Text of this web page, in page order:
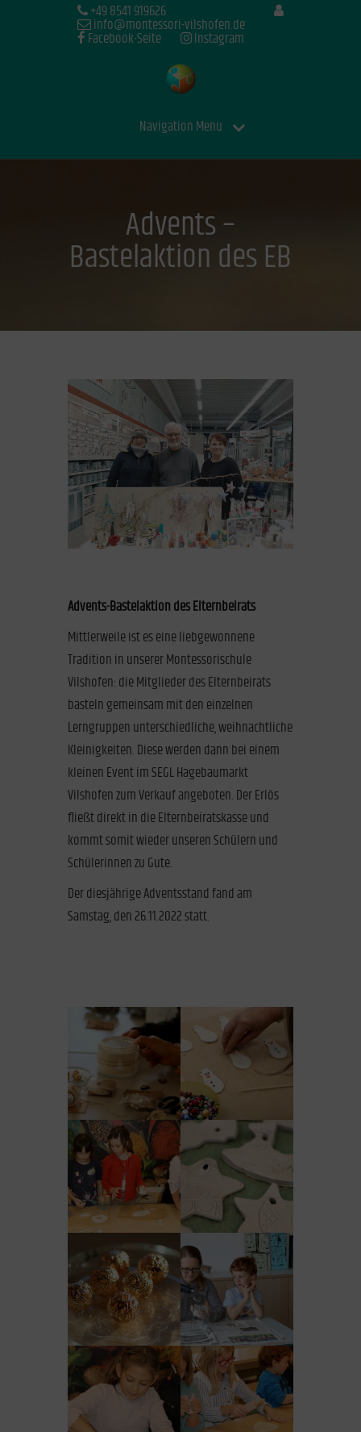
+49 8541 919626
info@montessori-vilshofen.de
Facebook-Seite Instagram
Navigation Menu
Advents –
Bastelaktion des EB
Advents-Bastelaktion des Elternbeirats
Mittlerweile ist es eine liebgewonnene
Tradition in unserer Montessorischule
Vilshofen: die Mitglieder des Elternbeirats
basteln gemeinsam mit den einzelnen
Lerngruppen unterschiedliche, weihnachtliche
Kleinigkeiten. Diese werden dann bei einem
kleinen Event im SEGL Hagebaumarkt
Vilshofen zum Verkauf angeboten. Der Erlös
fließt direkt in die Elternbeiratskasse und
kommt somit wieder unseren Schülern und
Schülerinnen zu Gute.
Der diesjährige Adventsstand fand am
Samstag, den 26.11.2022 statt.